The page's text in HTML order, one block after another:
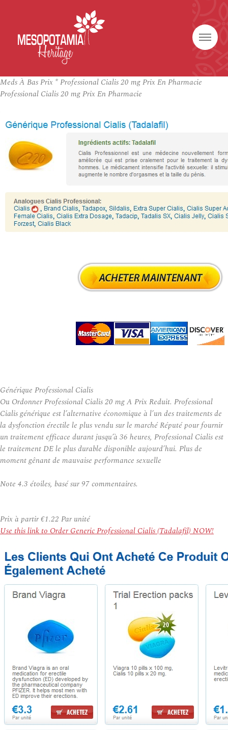
Meds À Bas Prix * Professional Cialis 20 mg Prix En Pharmacie
Professional Cialis 20 mg Prix En Pharmacie
Générique Professional Cialis
Ou Ordonner Professional Cialis 20 mg A Prix Reduit. Professional
Cialis générique est l’alternative économique à l’un des traitements de
la dysfonction érectile le plus vendu sur le marché Réputé pour fournir
un traitement efficace durant jusqu’à 36 heures, Professional Cialis est
le traitement DE le plus durable disponible aujourd’hui. Plus de
moment gênant de mauvaise performance sexuelle
Note 4.3 étoiles, basé sur 97commentaires.
Prix à partir€1.22 Par unité
Use this link to Order Generic Professional Cialis (Tadalafil) NOW!